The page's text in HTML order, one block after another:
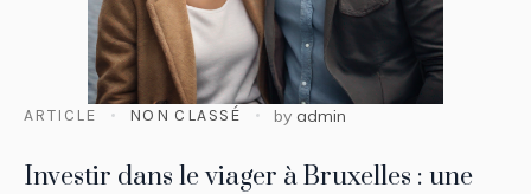
ARTICLE NON CLASSÉ by admin
Investir dans le viager à Bruxelles : une